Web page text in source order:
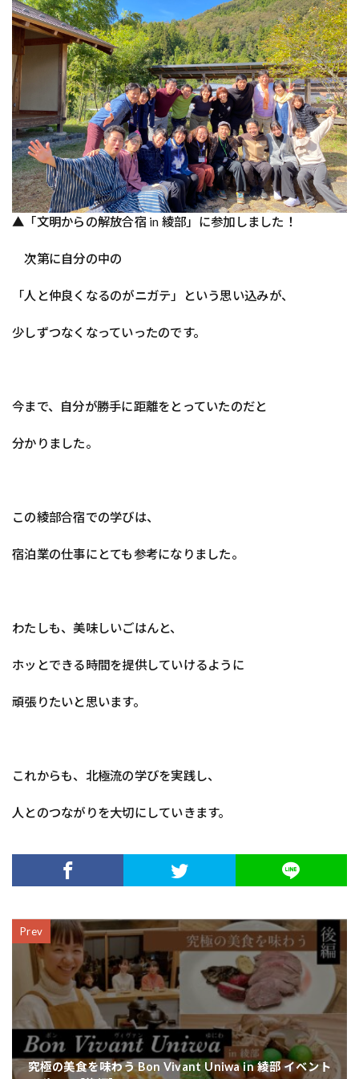
▲「文明からの解放合宿 in 綾部」に参加しました！
次第に自分の中の
「人と仲良くなるのがニガテ」という思い込みが、
少しずつなくなっていったのです。
今まで、自分が勝手に距離をとっていたのだと
分かりました。
この綾部合宿での学びは、
宿泊業の仕事にとても参考になりました。
わたしも、美味しいごはんと、
ホッとできる時間を提供していけるように
頑張りたいと思います。
これからも、北極流の学びを実践し、
人とのつながりを大切にしていきます。
Prev
究極の美食を味わう Bon Vivant Uniwa in 綾部 イベント